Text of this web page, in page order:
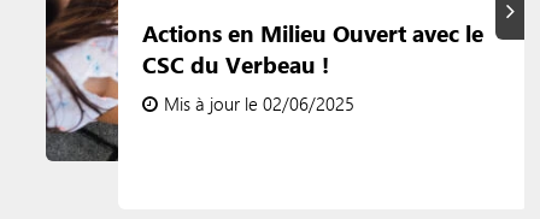
Actions en Milieu Ouvert avec le
CSC du Verbeau !
Mis à jour le 02/06/2025